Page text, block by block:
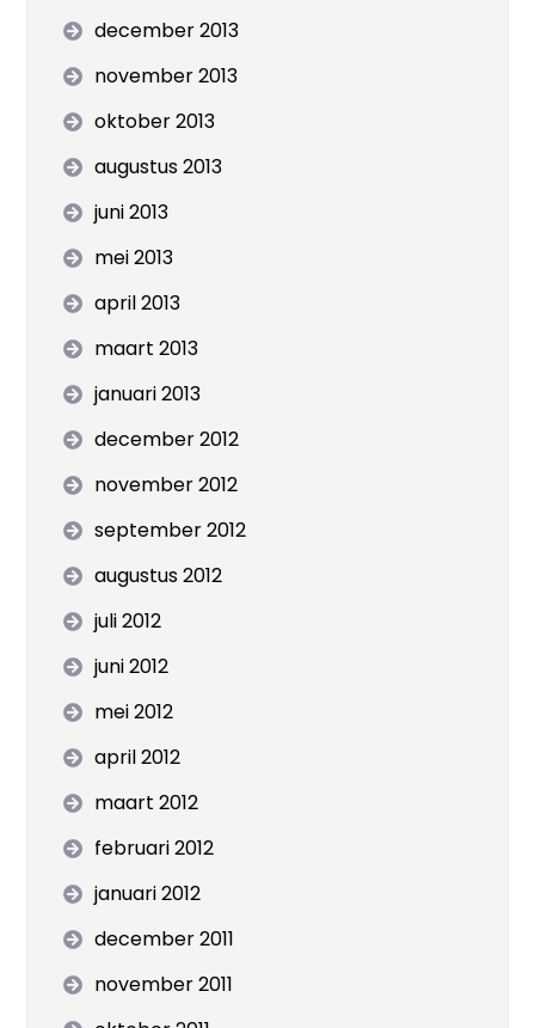
december 2013
november 2013
oktober 2013
augustus 2013
juni 2013
mei 2013
april 2013
maart 2013
januari 2013
december 2012
november 2012
september 2012
augustus 2012
juli 2012
juni 2012
mei 2012
april 2012
maart 2012
februari 2012
januari 2012
december 2011
november 2011